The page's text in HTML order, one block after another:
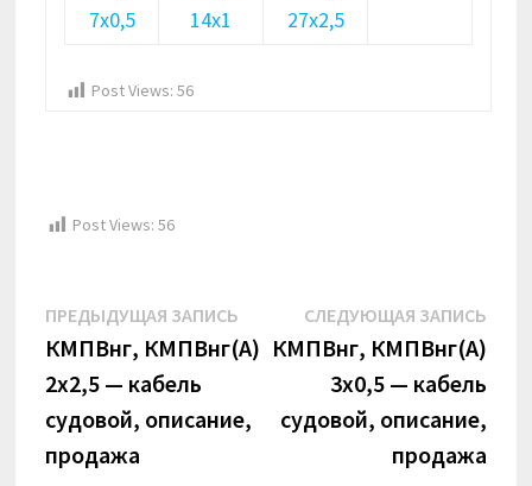
7х0,5
14х1
27х2,5
Post Views: 56
Post Views: 56
Навигация
по
записям
ПРЕДЫДУЩАЯ ЗАПИСЬ Предыдущая
запись:
КМПВнг, КМПВнг(А)
2х2,5 — кабель
судовой, описание,
продажа
СЛЕДУЮЩАЯ ЗАПИСЬ
КМПВнг, КМПВнг(А)
3х0,5 — кабель
судовой, описание,
продажа